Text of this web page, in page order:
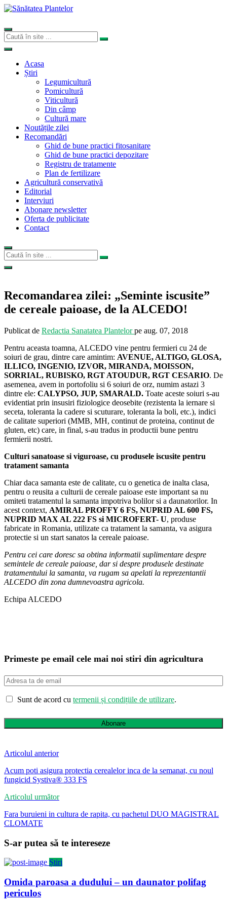
Acasa
Știri
Legumicultură
Pomicultură
Viticultură
Din câmp
Cultură mare
Noutățile zilei
Recomandări
Ghid de bune practici fitosanitare
Ghid de bune practici depozitare
Registru de tratamente
Plan de fertilizare
Agricultură conservativă
Editorial
Interviuri
Abonare newsletter
Oferta de publicitate
Contact
Recomandarea zilei: „Seminte iscusite”
de cereale paioase, de la ALCEDO!
Publicat de Redactia Sanatatea Plantelorpe aug. 07, 2018
Pentru aceasta toamna, ALCEDO vine pentru fermieri cu 24 de
soiuri de grau, dintre care amintim: AVENUE, ALTIGO, GLOSA,
ILLICO, INGENIO, IZVOR, MIRANDA, MOISSON,
SORRIAL, RUBISKO, RGT ATOUDUR, RGT CESARIO. De
asemenea, avem in portofoliu si 6 soiuri de orz, numim astazi 3
dintre ele: CALYPSO, JUP, SMARALD. Toate aceste soiuri s-au
evidentiat prin insusiri fiziologice deosebite (rezistenta la iernare si
seceta, toleranta la cadere si scuturare, toleranta la boli, etc.), indici
de calitate superiori (MMB, MH, continut de proteina, continut de
gluten, etc) care, in final, s-au tradus in productii bune pentru
fermierii nostri.
Culturi sanatoase si viguroase, cu produsele iscusite pentru
tratament samanta
Chiar daca samanta este de calitate, cu o genetica de inalta clasa,
pentru o reusita a culturii de cereale paioase este important sa nu
omiteti tratamentul la samanta impotriva bolilor si a daunatorilor. In
acest context, AMIRAL PROFFY 6 FS, NUPRID AL 600 FS,
NUPRID MAX AL 222 FS si MICROFERT- U, produse
fabricate in Romania, utilizate ca tratament la samanta, va asigura
protectie si un start sanatos la cereale paioase.
Pentru cei care doresc sa obtina informatii suplimentare despre
semintele de cereale paioase, dar si despre produsele destinate
tratamentului la samanta, va rugam sa apelati la reprezentantii
ALCEDO din zona dumnevoastra agricola.
Echipa ALCEDO
Primeste pe email cele mai noi stiri din agricultura
Sunt de acord cu termenii și condițiile de utilizare.
Abonare
Articolul anterior
Acum poti asigura protectia cerealelor inca de la semanat, cu noul
fungicid Systiva® 333 FS
Articolul următor
Fara buruieni in cultura de rapita, cu pachetul DUO MAGISTRAL
CLOMATE
S-ar putea să te intereseze
Știri
Omida paroasa a dudului – un daunator polifag
periculos